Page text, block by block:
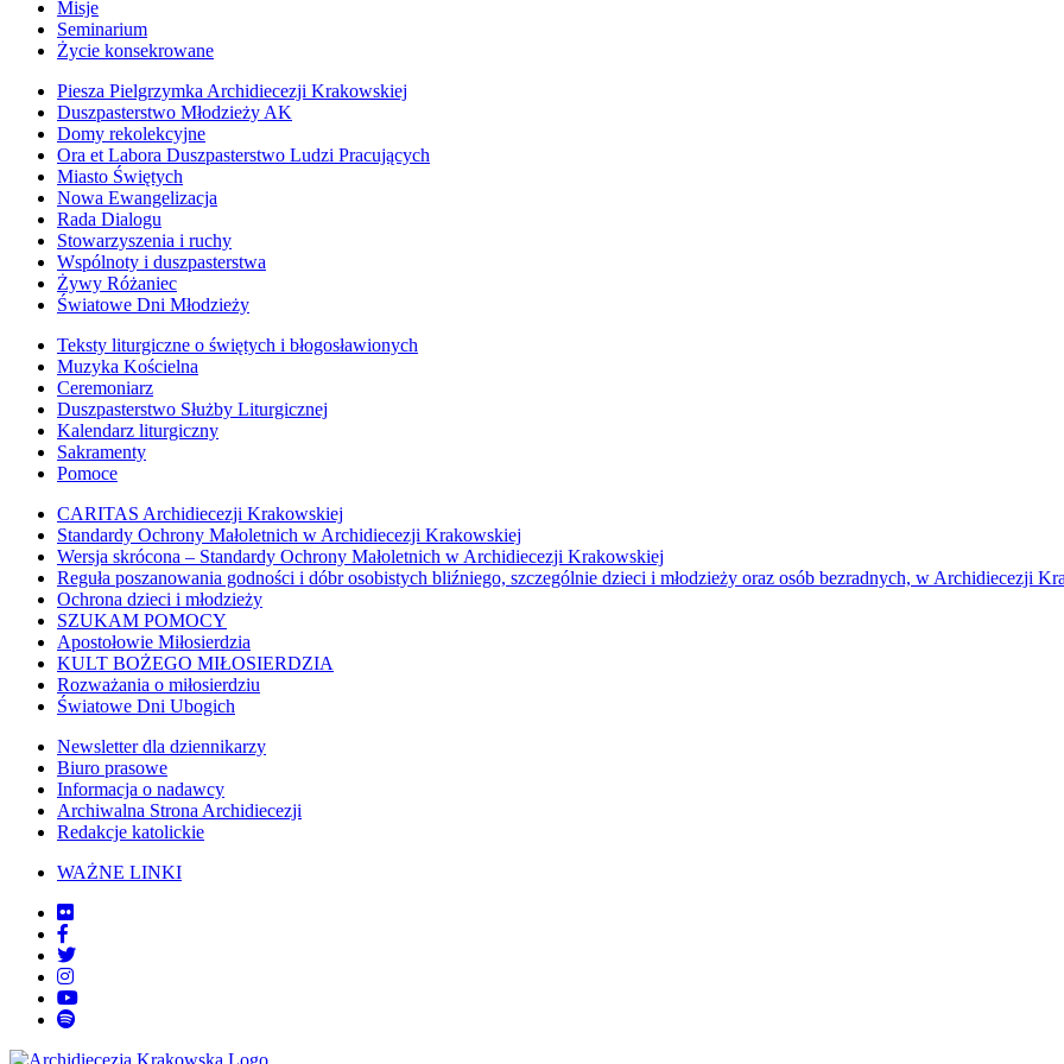
Misje
Seminarium
Życie konsekrowane
Piesza Pielgrzymka Archidiecezji Krakowskiej
Duszpasterstwo Młodzieży AK
Domy rekolekcyjne
Ora et Labora Duszpasterstwo Ludzi Pracujących
Miasto Świętych
Nowa Ewangelizacja
Rada Dialogu
Stowarzyszenia i ruchy
Wspólnoty i duszpasterstwa
Żywy Różaniec
Światowe Dni Młodzieży
Teksty liturgiczne o świętych i błogosławionych
Muzyka Kościelna
Ceremoniarz
Duszpasterstwo Służby Liturgicznej
Kalendarz liturgiczny
Sakramenty
Pomoce
CARITAS Archidiecezji Krakowskiej
Standardy Ochrony Małoletnich w Archidiecezji Krakowskiej
Wersja skrócona – Standardy Ochrony Małoletnich w Archidiecezji Krakowskiej
Reguła poszanowania godności i dóbr osobistych bliźniego, szczególnie dzieci i młodzieży oraz osób bezradnych, w Archidiecezji
Ochrona dzieci i młodzieży
SZUKAM POMOCY
Apostołowie Miłosierdzia
KULT BOŻEGO MIŁOSIERDZIA
Rozważania o miłosierdziu
Światowe Dni Ubogich
Newsletter dla dziennikarzy
Biuro prasowe
Informacja o nadawcy
Archiwalna Strona Archidiecezji
Redakcje katolickie
WAŻNE LINKI